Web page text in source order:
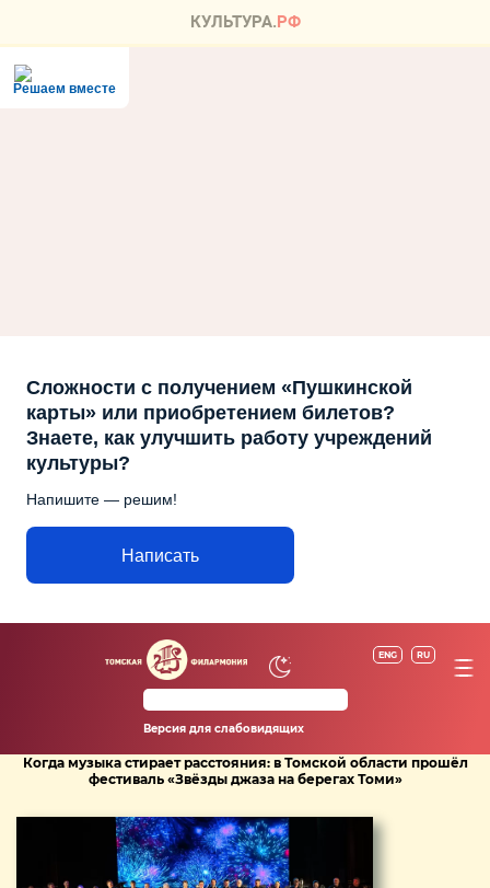
Решаем вместе
Сложности с получением «Пушкинской
карты» или приобретением билетов?
Знаете, как улучшить работу учреждений
культуры?
Напишите — решим!
Написать
ENG RU
Версия для слабовидящих
Когда музыка стирает расстояния: в Томской области прошёл
фестиваль «Звёзды джаза на берегах Томи»